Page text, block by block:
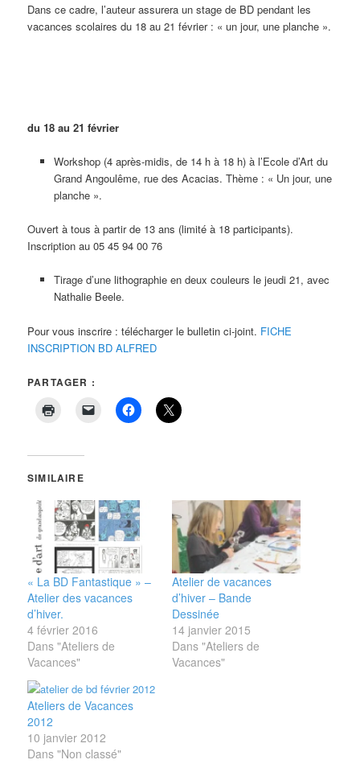
Dans ce cadre, l’auteur assurera un stage de BD pendant les
vacances scolaires du 18 au 21 février : « un jour, une planche ».
du 18 au 21 février
Workshop (4 après-midis, de 14 h à 18 h) à l’Ecole d’Art du
Grand Angoulême, rue des Acacias. Thème : « Un jour, une
planche ».
Ouvert à tous à partir de 13 ans (limité à 18 participants).
Inscription au 05 45 94 00 76
Tirage d’une lithographie en deux couleurs le jeudi 21, avec
Nathalie Beele.
Pour vous inscrire : télécharger le bulletin ci-joint. FICHE
INSCRIPTION BD ALFRED
PARTAGER :
SIMILAIRE
« La BD Fantastique » –
Atelier des vacances
d’hiver.
4 février 2016
Dans "Ateliers de
Vacances"
Atelier de vacances
d’hiver – Bande
Dessinée
14 janvier 2015
Dans "Ateliers de
Vacances"
Ateliers de Vacances
2012
10 janvier 2012
Dans "Non classé"